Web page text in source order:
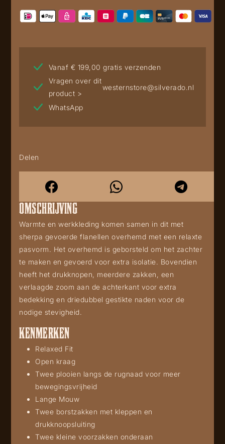
Vanaf € 199,00 gratis verzenden
Vragen over dit
product >
westernstore@silverado.nl
WhatsApp
Delen
OMSCHRIJVING
Warmte en werkkleding komen samen in dit met
sherpa gevoerde flanellen overhemd met een relaxte
pasvorm. Het overhemd is geborsteld om het zachter
te maken en gevoerd voor extra isolatie. Bovendien
heeft het drukknopen, meerdere zakken, een
verlaagde zoom aan de achterkant voor extra
bedekking en driedubbel gestikte naden voor de
nodige stevigheid.
KENMERKEN
Relaxed Fit
Open kraag
Twee plooien langs de rugnaad voor meer
bewegingsvrijheid
Lange Mouw
Twee borstzakken met kleppen en
drukknoopsluiting
Twee kleine voorzakken onderaan